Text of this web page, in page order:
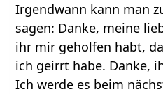
Irgendwann kann man
sagen: Danke, meine
ihr mir geholfen habt,
ich geirrt habe. Danke,
Ich werde es beim